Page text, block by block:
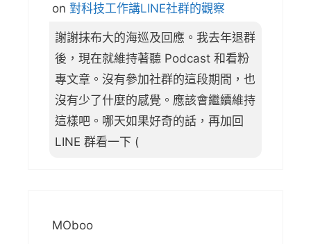
on 對科技工作講LINE社群的觀察
謝謝抹布大的海巡及回應。我去年退群
後，現在就維持著聽 Podcast 和看粉
專文章。沒有參加社群的這段期間，也
沒有少了什麼的感覺。應該會繼續維持
這樣吧。哪天如果好奇的話，再加回
LINE 群看一下 (
MOboo